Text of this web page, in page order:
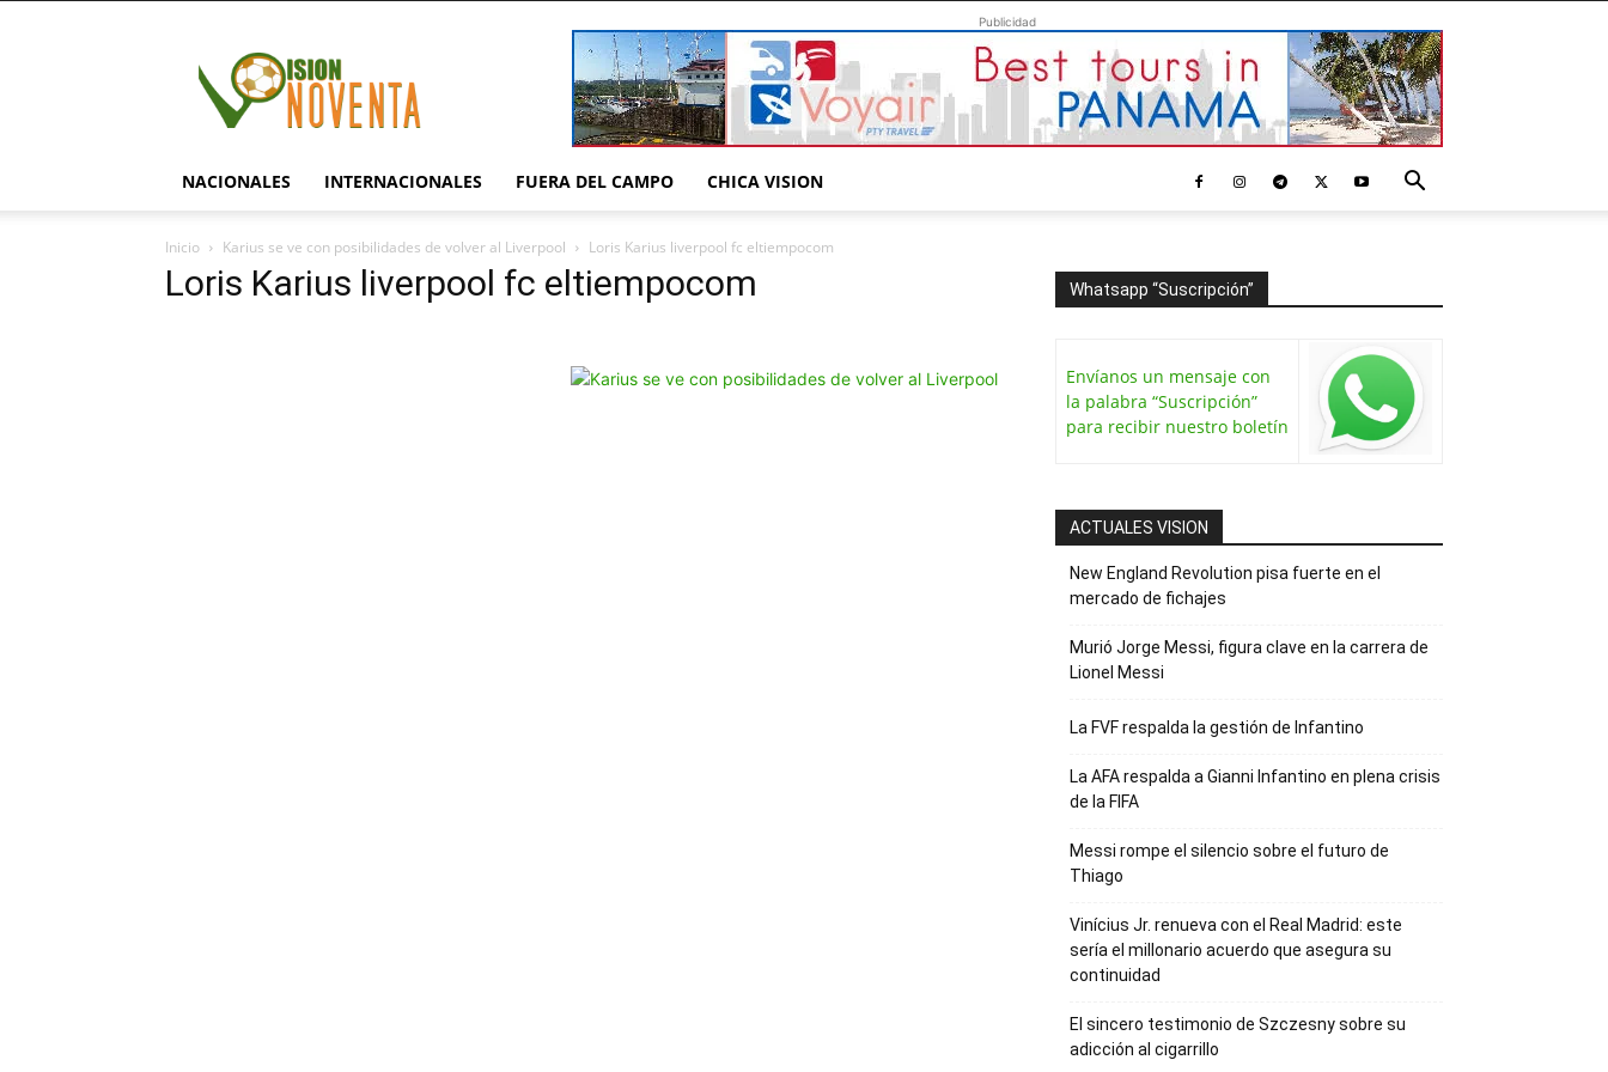
Publicidad
NACIONALES INTERNACIONALES FUERA DEL CAMPO CHICA VISION
Inicio Karius se ve con posibilidades de volver al Liverpool Loris Karius liverpool fc eltiempocom
Loris Karius liverpool fc eltiempocom Whatsapp “Suscripción”
Envíanos un mensaje con
la palabra “Suscripción”
para recibir nuestro boletín
ACTUALES VISION
New England Revolution pisa fuerte en el
mercado de fichajes
Murió Jorge Messi, figura clave en la carrera de
Lionel Messi
La FVF respalda la gestión de Infantino
La AFA respalda a Gianni Infantino en plena crisis
de la FIFA
Messi rompe el silencio sobre el futuro de
Thiago
Vinícius Jr. renueva con el Real Madrid: este
sería el millonario acuerdo que asegura su
continuidad
El sincero testimonio de Szczesny sobre su
adicción al cigarrillo